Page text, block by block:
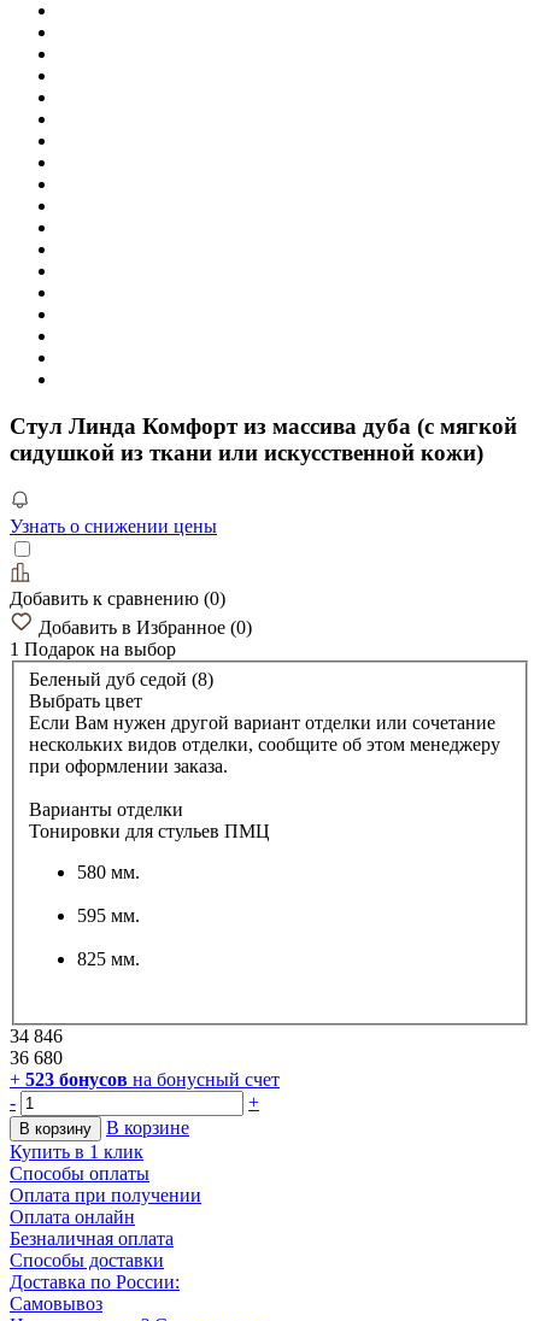
Стул Линда Комфорт из массива дуба (с мягкой
сидушкой из ткани или искусственной кожи)
Узнать о снижении цены
Добавить к сравнению (0)
Добавить в Избранное (0)
1 Подарок на выбор
Беленый дуб седой (8)
Выбрать цвет
Если Вам нужен другой вариант отделки или сочетание
нескольких видов отделки, сообщите об этом менеджеру
при оформлении заказа.
Варианты отделки
Тонировки для стульев ПМЦ
580 мм.
595 мм.
825 мм.
34 846
36 680
+ 523 бонусов на бонусный счет
-
+
В корзину
В корзине
Купить в 1 клик
Способы оплаты
Оплата при получении
Оплата онлайн
Безналичная оплата
Способы доставки
Доставка по России:
Самовывоз